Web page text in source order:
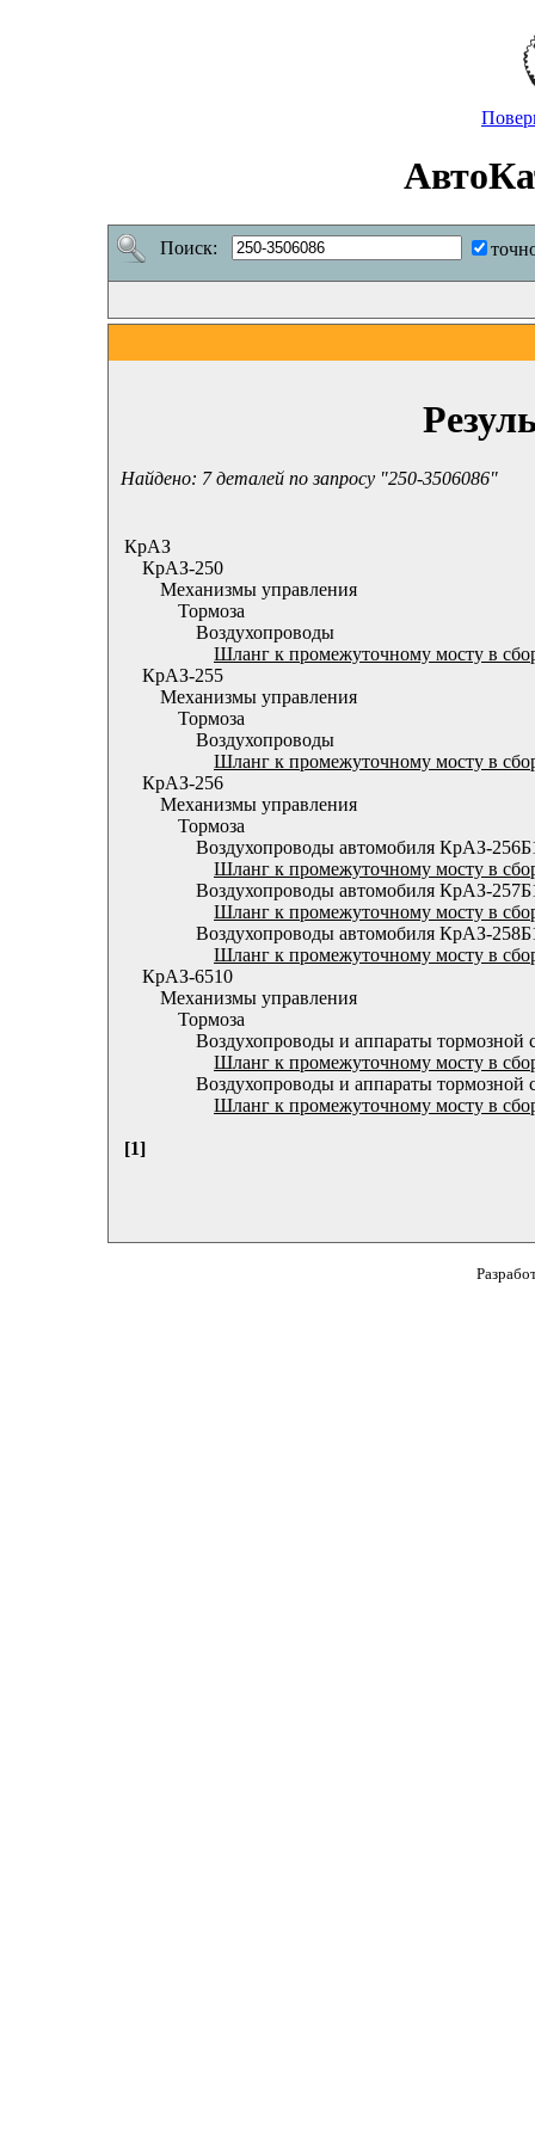
Поиск:
Найдено: 7 деталей по запросу "250-3506086"
КрАЗ
КрАЗ-250
Механизмы управления
Тормоза
Воздухопроводы
Шланг к промежуточному мосту в
КрАЗ-255
Механизмы управления
Тормоза
Воздухопроводы
Шланг к промежуточному мосту в
КрАЗ-256
Механизмы управления
Тормоза
Воздухопроводы автомобиля КрАЗ-
Шланг к промежуточному мосту в
Воздухопроводы автомобиля КрАЗ-
Шланг к промежуточному мосту в
Воздухопроводы автомобиля КрАЗ-
Шланг к промежуточному мосту в
КрАЗ-6510
Механизмы управления
Тормоза
Воздухопроводы и аппараты
Шланг к промежуточному мосту в
Воздухопроводы и аппараты
Шланг к промежуточному мосту в
[1]